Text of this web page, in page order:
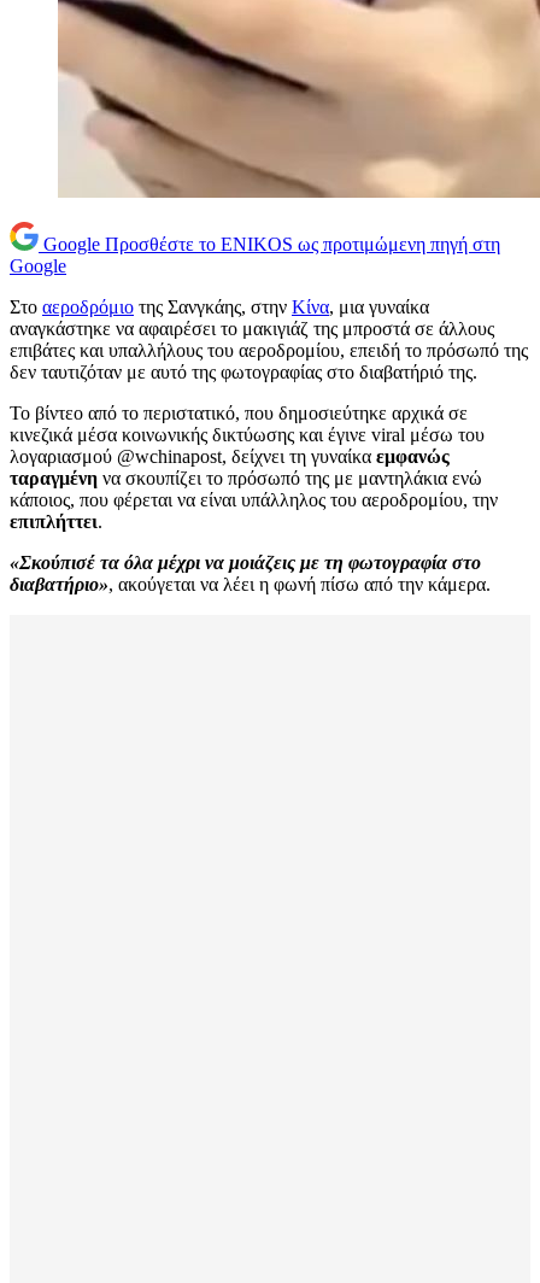
Google Προσθέστε το ENIKOS ως προτιμώμενη πηγή στη
Google
Στο αεροδρόμιο της Σανγκάης, στην Κίνα, μια γυναίκα
αναγκάστηκε να αφαιρέσει το μακιγιάζ της μπροστά σε άλλους
επιβάτες και υπαλλήλους του αεροδρομίου, επειδή το πρόσωπό της
δεν ταυτιζόταν με αυτό της φωτογραφίας στο διαβατήριό της.
Το βίντεο από το περιστατικό, που δημοσιεύτηκε αρχικά σε
κινεζικά μέσα κοινωνικής δικτύωσης και έγινε viral μέσω του
λογαριασμού @wchinapost, δείχνει τη γυναίκα εμφανώς
ταραγμένη να σκουπίζει το πρόσωπό της με μαντηλάκια ενώ
κάποιος, που φέρεται να είναι υπάλληλος του αεροδρομίου, την
επιπλήττει.
«Σκούπισέ τα όλα μέχρι να μοιάζεις με τη φωτογραφία στο
διαβατήριο», ακούγεται να λέει η φωνή πίσω από την κάμερα.